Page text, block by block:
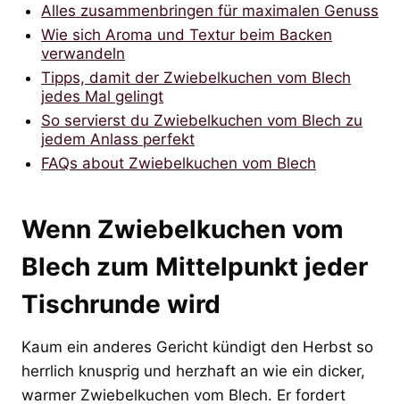
Alles zusammenbringen für maximalen Genuss
Wie sich Aroma und Textur beim Backen
verwandeln
Tipps, damit der Zwiebelkuchen vom Blech
jedes Mal gelingt
So servierst du Zwiebelkuchen vom Blech zu
jedem Anlass perfekt
FAQs about Zwiebelkuchen vom Blech
Wenn Zwiebelkuchen vom
Blech zum Mittelpunkt jeder
Tischrunde wird
Kaum ein anderes Gericht kündigt den Herbst so
herrlich knusprig und herzhaft an wie ein dicker,
warmer Zwiebelkuchen vom Blech. Er fordert